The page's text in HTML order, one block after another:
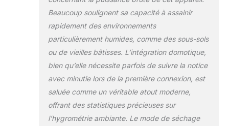
vêtements plus rapidement sans
utiliser le chauffage. FILTRE À
CHARBON AVANCÉ : Ce
déshumidificateur pour la
maison, la cuisine et la salle de
bains est doté d'un filtre à
carbone avancé qui aide à
éliminer les odeurs de moisi et
d'un filtre à mailles lavable qui
bloque la poussière et les
microparticules. CIRCULATION
Beaucoup soulignent sa capacité à assainir
rapidement des environnements
particulièrement humides, comme des sous-sols
ou de vieilles bâtisses. L’intégration domotique,
bien qu’elle nécessite parfois de suivre la notice
avec minutie lors de la première connexion, est
saluée comme un véritable atout moderne,
offrant des statistiques précieuses sur
l’hygrométrie ambiante. Le mode de séchage